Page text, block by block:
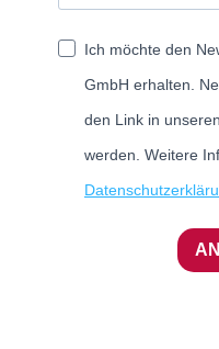
Ich möchte den
GmbH erhalten.
den Link in
werden. Weitere